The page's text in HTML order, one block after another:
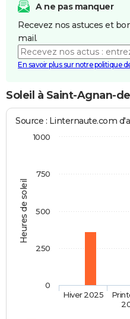
A ne pas manquer
Recevez nos astuces et
mail.
En savoir plus sur notre politique
Soleil à Saint-Agnan-
Heures de soleil
Source : Linternaute.com
Hiver 2025
0
250
500
750
1000